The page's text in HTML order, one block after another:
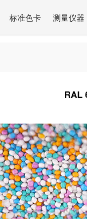
标准色卡 测量仪器
RAL